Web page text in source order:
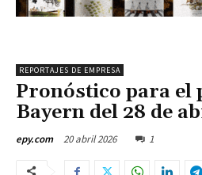
REPORTAJES DE EMPRESA
Pronóstico para el
Bayern del 28 de
epy.com 20 abril 2026 1